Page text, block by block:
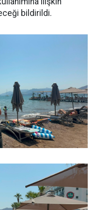
bildirildi.